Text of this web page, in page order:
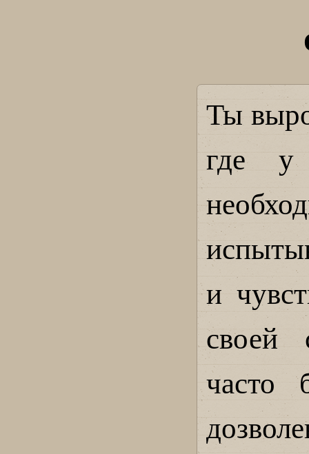
Ты
где у
и
своей
часто